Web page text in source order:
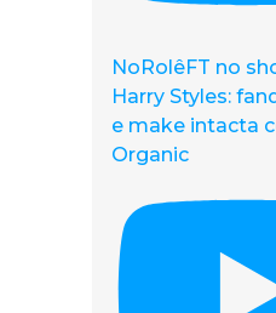
NoRolêFT no
Harry Styles:
e make intacta
Organic